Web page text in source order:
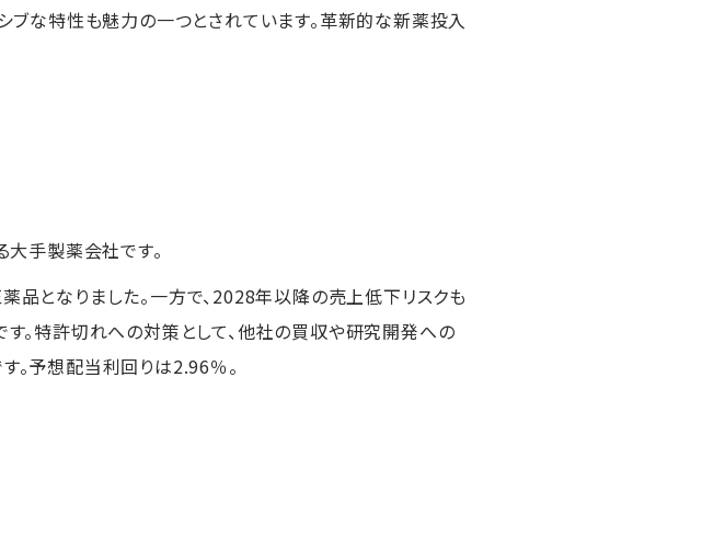
ブな特性も魅力の一つとされています。革新的な新薬投入
大手製薬会社です。
となりました。一方で、2028年以降の売上低下リスクも
。特許切れへの対策として、他社の買収や研究開発への
。予想配当利回りは2.96％。